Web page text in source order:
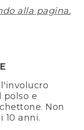
alla pagina.
polso e
Non
anni.